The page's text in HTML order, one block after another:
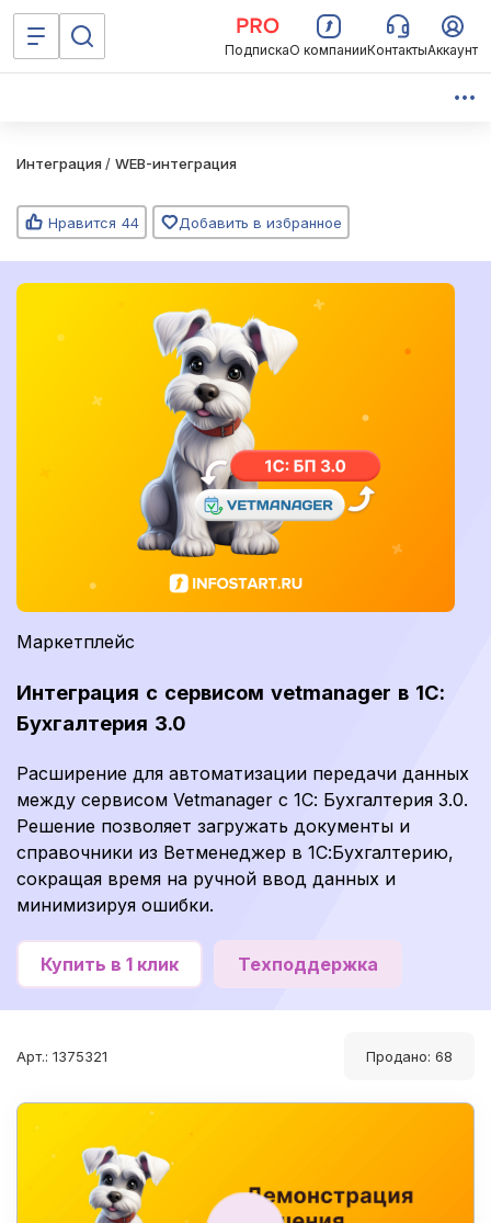
ПодпискаО компанииКонтактыАккаунт
Интеграция / WEB-интеграция
Нравится 44 Добавить в избранное
Маркетплейс
Интеграция с сервисом vetmanager в 1С:
Бухгалтерия 3.0
Расширение для автоматизации передачи данных
между сервисом Vetmanager с 1С: Бухгалтерия 3.0.
Решение позволяет загружать документы и
справочники из Ветменеджер в 1С:Бухгалтерию,
сокращая время на ручной ввод данных и
минимизируя ошибки.
Купить в 1 клик Техподдержка
Арт.: 1375321 Продано: 68